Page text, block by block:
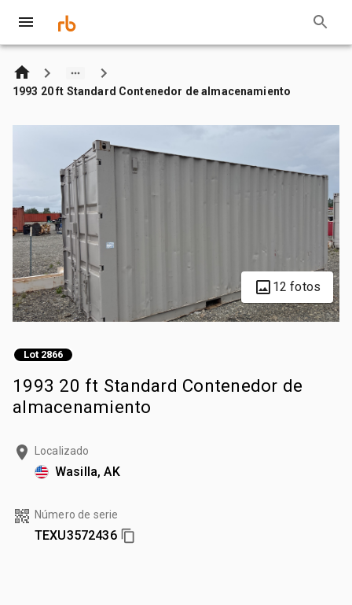
1993 20 ft Standard Contenedor de almacenamiento
12 fotos
Lot 2866
1993 20 ft Standard Contenedor de
almacenamiento
Localizado
Wasilla, AK
Número de serie
TEXU3572436